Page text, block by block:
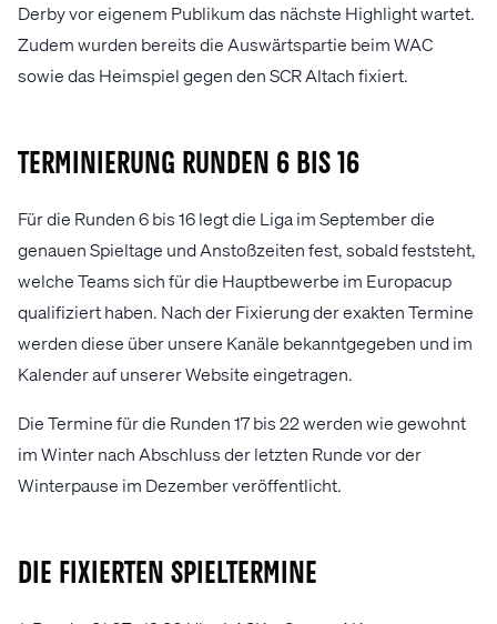
Derby vor eigenem Publikum das nächste Highlight wartet.
Zudem wurden bereits die Auswärtspartie beim WAC
sowie das Heimspiel gegen den SCR Altach fixiert.
Terminierung Runden 6 bis 16
Für die Runden 6 bis 16 legt die Liga im September die
genauen Spieltage und Anstoßzeiten fest, sobald feststeht,
welche Teams sich für die Hauptbewerbe im Europacup
qualifiziert haben. Nach der Fixierung der exakten Termine
werden diese über unsere Kanäle bekanntgegeben und im
Kalender auf unserer Website eingetragen.
Die Termine für die Runden 17 bis 22 werden wie gewohnt
im Winter nach Abschluss der letzten Runde vor der
Winterpause im Dezember veröffentlicht.
Die fixierten Spieltermine